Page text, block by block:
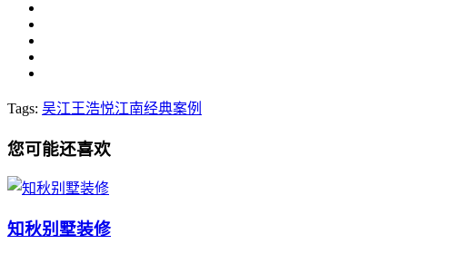
Tags: 吴江王浩悦江南经典案例
您可能还喜欢
知秋别墅装修